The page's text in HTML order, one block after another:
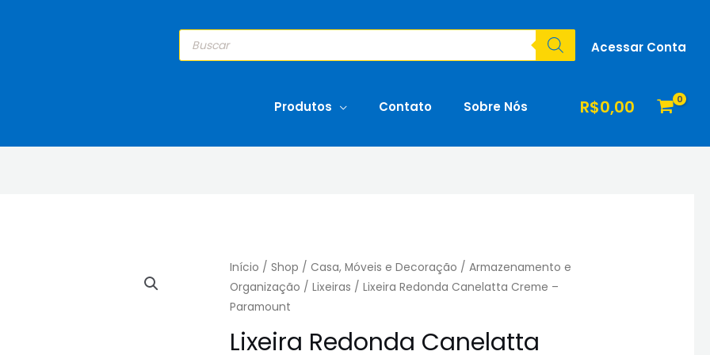
Pesquisar
produtos Acessar Conta
Produtos Contato Sobre Nós R$0,00
Início /Shop /Casa, Móveis e Decoração /Armazenamento e
Organização /Lixeiras / Lixeira Redonda Canelatta Creme –
Paramount
Lixeira Redonda Canelatta